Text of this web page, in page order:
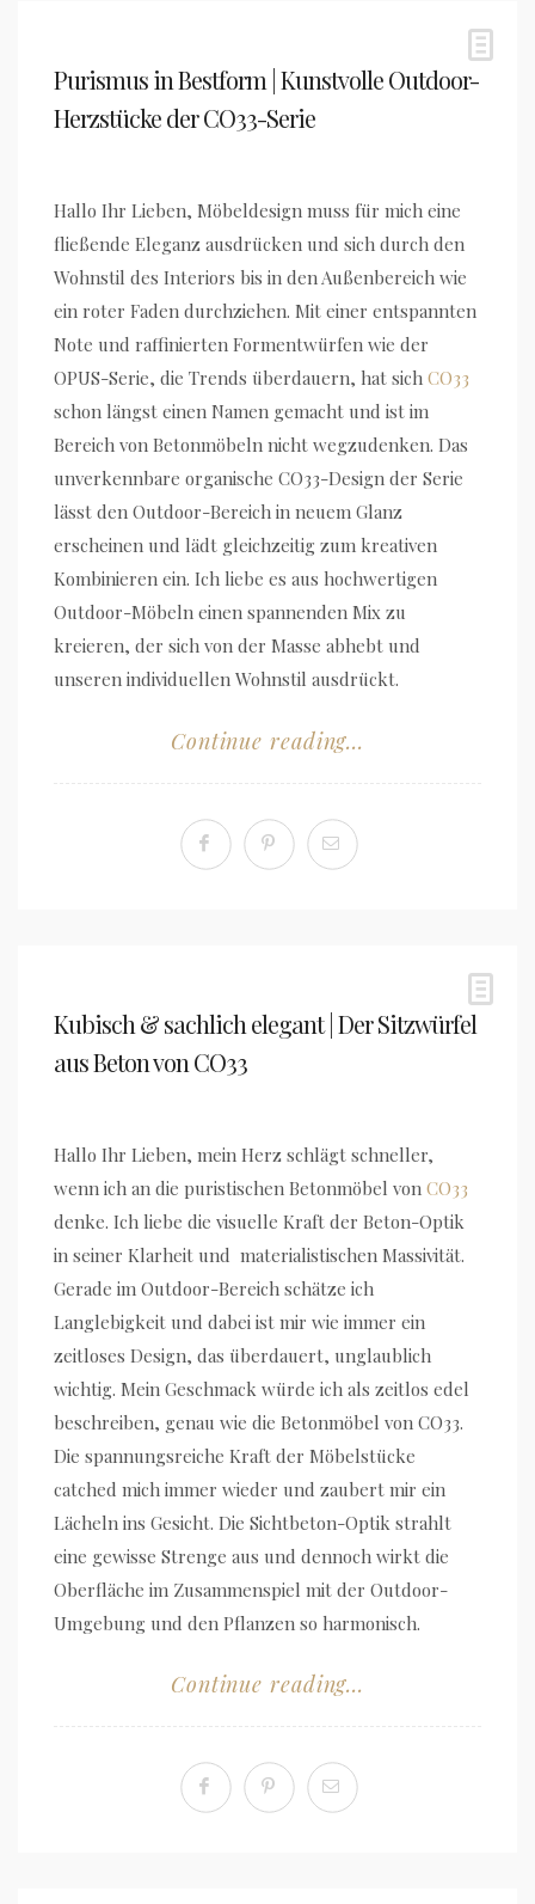
Purismus in Bestform | Kunstvolle Outdoor-
Herzstücke der CO33-Serie
Hallo Ihr Lieben, Möbeldesign muss für mich eine
fließende Eleganz ausdrücken und sich durch den
Wohnstil des Interiors bis in den Außenbereich wie
ein roter Faden durchziehen. Mit einer entspannten
Note und raffinierten Formentwürfen wie der
OPUS-Serie, die Trends überdauern, hat sich CO33
schon längst einen Namen gemacht und ist im
Bereich von Betonmöbeln nicht wegzudenken. Das
unverkennbare organische CO33-Design der Serie
lässt den Outdoor-Bereich in neuem Glanz
erscheinen und lädt gleichzeitig zum kreativen
Kombinieren ein. Ich liebe es aus hochwertigen
Outdoor-Möbeln einen spannenden Mix zu
kreieren, der sich von der Masse abhebt und
unseren individuellen Wohnstil ausdrückt.
Continue reading...
Kubisch & sachlich elegant | Der Sitzwürfel
aus Beton von CO33
Hallo Ihr Lieben, mein Herz schlägt schneller,
wenn ich an die puristischen Betonmöbel von CO33
denke. Ich liebe die visuelle Kraft der Beton-Optik
in seiner Klarheit und materialistischen Massivität.
Gerade im Outdoor-Bereich schätze ich
Langlebigkeit und dabei ist mir wie immer ein
zeitloses Design, das überdauert, unglaublich
wichtig. Mein Geschmack würde ich als zeitlos edel
beschreiben, genau wie die Betonmöbel von CO33.
Die spannungsreiche Kraft der Möbelstücke
catched mich immer wieder und zaubert mir ein
Lächeln ins Gesicht. Die Sichtbeton-Optik strahlt
eine gewisse Strenge aus und dennoch wirkt die
Oberfläche im Zusammenspiel mit der Outdoor-
Umgebung und den Pflanzen so harmonisch.
Continue reading...